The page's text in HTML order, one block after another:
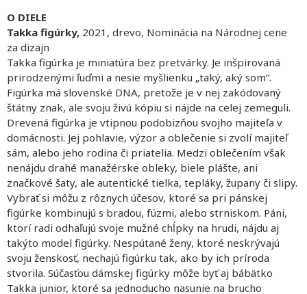
O DIELE
Takka figúrky, 2021, drevo, Nominácia na Národnej cene
za dizajn
Takka figúrka je miniatúra bez pretvárky. Je inšpirovaná
prirodzenými ľuďmi a nesie myšlienku „taký, aký som“.
Figúrka má slovenské DNA, pretože je v nej zakódovaný
štátny znak, ale svoju živú kópiu si nájde na celej zemeguli.
Drevená figúrka je vtipnou podobizňou svojho majiteľa v
domácnosti. Jej pohlavie, výzor a oblečenie si zvolí majiteľ
sám, alebo jeho rodina či priatelia. Medzi oblečením však
nenájdu drahé manažérske obleky, biele plášte, ani
značkové šaty, ale autentické tielka, tepláky, župany či slipy.
Vybrať si môžu z rôznych účesov, ktoré sa pri pánskej
figúrke kombinujú s bradou, fúzmi, alebo strniskom. Páni,
ktorí radi odhaľujú svoje mužné chĺpky na hrudi, nájdu aj
takýto model figúrky. Nespútané ženy, ktoré neskrývajú
svoju ženskosť, nechajú figúrku tak, ako by ich príroda
stvorila. Súčasťou dámskej figúrky môže byť aj bábätko
Takka junior, ktoré sa jednoducho nasunie na brucho